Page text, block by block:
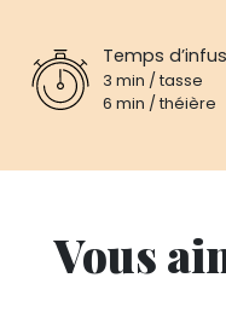
Temps
3 min / tasse
6 min / théière
Vous